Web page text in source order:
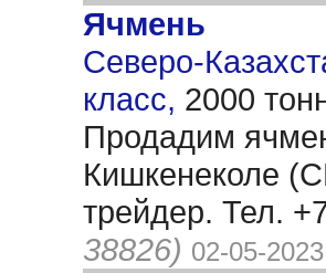
Ячмень
Северо-
класс, 2000
Продадим
Кишкенеколе
трейдер. Тел.
38826) 02-05-2023